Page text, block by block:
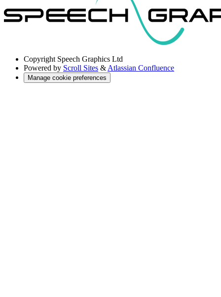
Copyright Speech Graphics Ltd
Powered by Scroll Sites & Atlassian Confluence
Manage cookie preferences